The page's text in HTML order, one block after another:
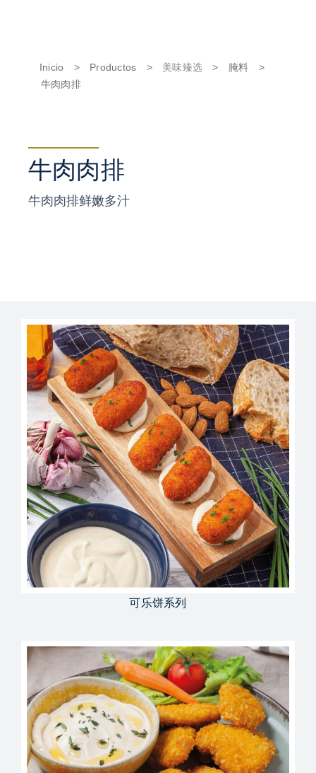
Inicio > Productos > 美味臻选 > 腌料
>
牛肉肉排
牛肉肉排
牛肉肉排鲜嫩多汁
可乐饼系列